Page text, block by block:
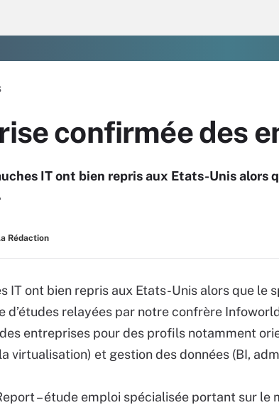
confirmée des
IT ont bien repris aux Etats-Unis alors
Rédaction
IT ont bien repris aux Etats-Unis alors que le
d’études relayées par notre confrère
entreprises pour des profils notamment
virtualisation) et gestion des données (BI,
– étude emploi spécialisée portant sur le